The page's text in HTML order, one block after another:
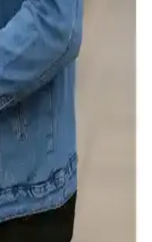
Şık ve Sıcak
Dar kesim şık şişme
sıcak tutan modeller
By Lee Erkek Mont
Yorumları
özellikleri, kullanıcı
sunuyoruz. Hangi